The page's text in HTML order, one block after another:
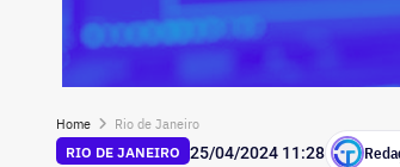
Home
Rio de Janeiro
RIO DE JANEIRO 25/04/2024 11:28